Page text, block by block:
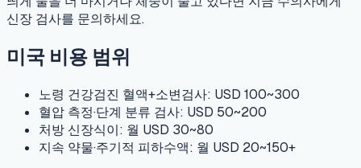
신장 검사를 문의하세요.
미국 비용 범위
노령 건강검진 혈액+소변검사: USD 100~300
혈압 측정·단계 분류 검사: USD 50~200
처방 신장식이: 월 USD 30~80
지속 약물·주기적 피하수액: 월 USD 20~150+